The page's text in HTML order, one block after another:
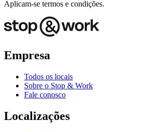
Aplicam-se termos e condições.
Empresa
Todos os locais
Sobre o Stop & Work
Fale conosco
Localizações